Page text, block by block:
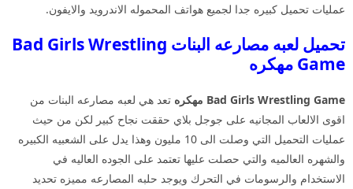
عمليات تحميل كبيره جدا لجميع هواتف المحموله الاندرويد والايفون.
تحميل لعبه مصارعه البنات Bad Girls Wrestling
Game مهكره
Bad Girls Wrestling Game مهكره
تعد هي لعبه مصارعه البنات من
اقوى الالعاب المجانيه على جوجل بلاي حققت نجاح كبير لكن من حيث
عمليات التحميل التي وصلت الى 10 مليون وهذا يدل على الشعبيه الكبيره
والشهره العالميه والتي حصلت عليها تعتمد على الجوده العاليه في
الاستخدام والرسومات في التحرك ويوجد حلبه المصارعه مميزه تحديد